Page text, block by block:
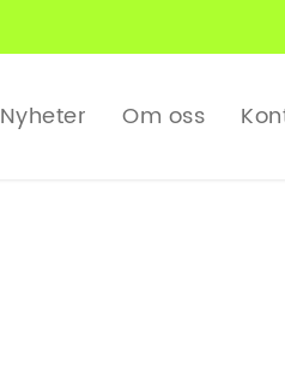
Nyheter Om oss